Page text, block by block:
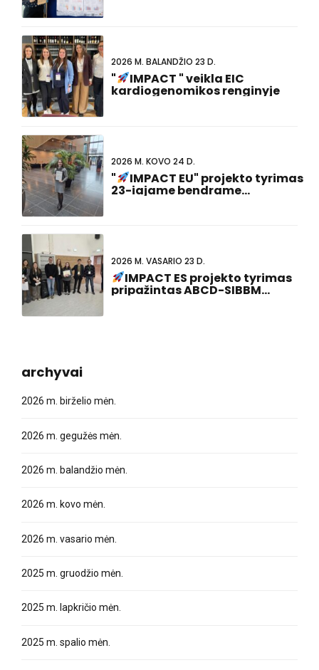
2026 M. BALANDŽIO 23 D.
" IMPACT " veikla EIC
kardiogenomikos renginyje
2026 M. KOVO 24 D.
" IMPACT EU" projekto tyrimas
23-iajame bendrame
2026 M. VASARIO 23 D.
IMPACT ES projekto tyrimas
pripažintas ABCD-SIBBM
archyvai
2026 m. birželio mėn.
2026 m. gegužės mėn.
2026 m. balandžio mėn.
2026 m. kovo mėn.
2026 m. vasario mėn.
2025 m. gruodžio mėn.
2025 m. lapkričio mėn.
2025 m. spalio mėn.